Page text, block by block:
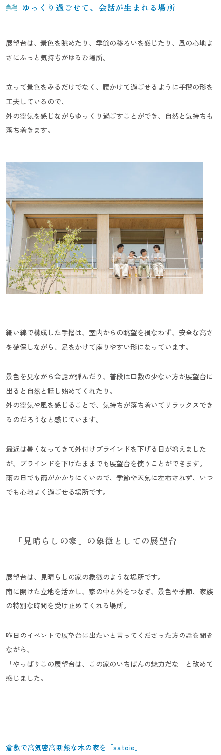
ゆっくり過ごせて、会話が生まれる場所
展望台は、景色を眺めたり、季節の移ろいを感じたり、風の心地よ
さにふっと気持ちがゆるむ場所。
立って景色をみるだけでなく、腰かけて過ごせるように手摺の形を
工夫しているので、
外の空気を感じながらゆっくり過ごすことができ、自然と気持ちも
落ち着きます。
細い線で構成した手摺は、室内からの眺望を損なわず、安全な高さ
を確保しながら、足をかけて座りやすい形になっています。
景色を見ながら会話が弾んだり、普段は口数の少ない方が展望台に
出ると自然と話し始めてくれたり。
外の空気や風を感じることで、気持ちが落ち着いてリラックスでき
るのだろうなと感じています。
最近は暑くなってきて外付けブラインドを下げる日が増えました
が、ブラインドを下げたままでも展望台を使うことができます。
雨の日でも雨がかかりにくいので、季節や天気に左右されず、いつ
でも心地よく過ごせる場所です。
「見晴らしの家」の象徴としての展望台
展望台は、見晴らしの家の象徴のような場所です。
南に開けた立地を活かし、家の中と外をつなぎ、景色や季節、家族
の特別な時間を受け止めてくれる場所。
昨日のイベントで展望台に出たいと言ってくださった方の話を聞き
ながら、
「やっぱりこの展望台は、この家のいちばんの魅力だな」と改めて
感じました。
倉敷で高気密高断熱な木の家を「satoie」